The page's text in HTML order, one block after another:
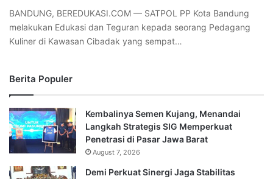
BANDUNG, BEREDUKASI.COM — SATPOL PP Kota Bandung
melakukan Edukasi dan Teguran kepada seorang Pedagang
Kuliner di Kawasan Cibadak yang sempat…
Berita Populer
Kembalinya Semen Kujang, Menandai
Langkah Strategis SIG Memperkuat
Penetrasi di Pasar Jawa Barat
August 7, 2026
Demi Perkuat Sinergi Jaga Stabilitas